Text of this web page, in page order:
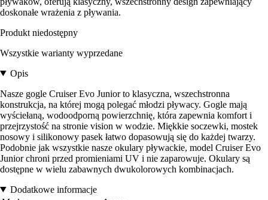
doskonałe wrażenia z pływania.
Produkt niedostępny
Wszystkie warianty wyprzedane
Opis
Nasze gogle Cruiser Evo Junior to klasyczna, wszechstronna
konstrukcja, na której mogą polegać młodzi pływacy. Gogle mają
wyściełaną, wodoodporną powierzchnię, która zapewnia komfort i
przejrzystość na stronie vision w wodzie. Miękkie soczewki, mostek
nosowy i silikonowy pasek łatwo dopasowują się do każdej twarzy.
Podobnie jak wszystkie nasze okulary pływackie, model Cruiser Evo
Junior chroni przed promieniami UV i nie zaparowuje. Okulary są
dostępne w wielu zabawnych dwukolorowych kombinacjach.
Dodatkowe informacje